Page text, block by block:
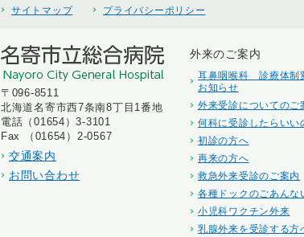
サイトマップ プライバシーポリシー
〒096-8511
北海道名寄市西7条南8丁目1番地
電話（01654）3-3101
Fax （01654）2-0567
交通案内
お問い合わせ
外来のご案内
耳鼻咽喉科 診療体制
お知らせ
外来受診についてのご
何科に受診したらいい
初診の方へ
再来の方へ
救急外来受診のご案内
各種ドックのごあんな
小児科ワクチン外来
乳腺外来を受診する方